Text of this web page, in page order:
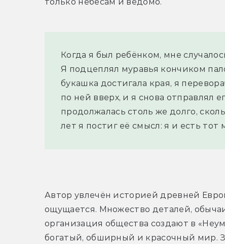
Когда я был ребёнком, мне
Я подцеплял муравья кончиком
букашка достигала края, я
по ней вверх, и я снова отправлял
продолжалась столь же долго,
лет я постиг её смысл: я и есть
Автор увлечён историей древней
ощущается. Множество деталей,
организация общества создают в
богатый, обширный и красочный мир.